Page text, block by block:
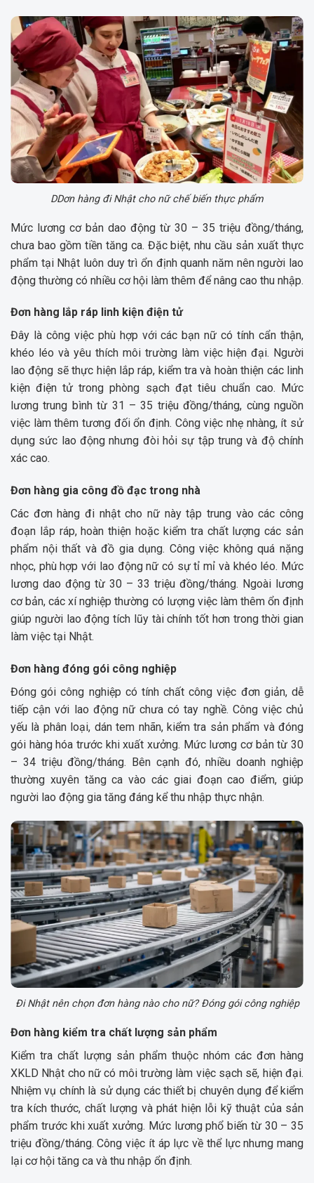
DDơn hàng đi Nhật cho nữ chế biến thực phẩm
Mức lương cơ bản dao động từ 30 – 35 triệu đồng/tháng,
chưa bao gồm tiền tăng ca. Đặc biệt, nhu cầu sản xuất thực
phẩm tại Nhật luôn duy trì ổn định quanh năm nên người lao
động thường có nhiều cơ hội làm thêm để nâng cao thu nhập.
Đơn hàng lắp ráp linh kiện điện tử
Đây là công việc phù hợp với các bạn nữ có tính cẩn thận,
khéo léo và yêu thích môi trường làm việc hiện đại. Người
lao động sẽ thực hiện lắp ráp, kiểm tra và hoàn thiện các linh
kiện điện tử trong phòng sạch đạt tiêu chuẩn cao. Mức
lương trung bình từ 31 – 35 triệu đồng/tháng, cùng nguồn
việc làm thêm tương đối ổn định. Công việc nhẹ nhàng, ít sử
dụng sức lao động nhưng đòi hỏi sự tập trung và độ chính
xác cao.
Đơn hàng gia công đồ đạc trong nhà
Các đơn hàng đi nhật cho nữ này tập trung vào các công
đoạn lắp ráp, hoàn thiện hoặc kiểm tra chất lượng các sản
phẩm nội thất và đồ gia dụng. Công việc không quá nặng
nhọc, phù hợp với lao động nữ có sự tỉ mỉ và khéo léo. Mức
lương dao động từ 30 – 33 triệu đồng/tháng. Ngoài lương
cơ bản, các xí nghiệp thường có lượng việc làm thêm ổn định
giúp người lao động tích lũy tài chính tốt hơn trong thời gian
làm việc tại Nhật.
Đơn hàng đóng gói công nghiệp
Đóng gói công nghiệp có tính chất công việc đơn giản, dễ
tiếp cận với lao động nữ chưa có tay nghề. Công việc chủ
yếu là phân loại, dán tem nhãn, kiểm tra sản phẩm và đóng
gói hàng hóa trước khi xuất xưởng. Mức lương cơ bản từ 30
– 34 triệu đồng/tháng. Bên cạnh đó, nhiều doanh nghiệp
thường xuyên tăng ca vào các giai đoạn cao điểm, giúp
người lao động gia tăng đáng kể thu nhập thực nhận.
Đi Nhật nên chọn đơn hàng nào cho nữ? Đóng gói công nghiệp
Đơn hàng kiểm tra chất lượng sản phẩm
Kiểm tra chất lượng sản phẩm thuộc nhóm các đơn hàng
XKLD Nhật cho nữ có môi trường làm việc sạch sẽ, hiện đại.
Nhiệm vụ chính là sử dụng các thiết bị chuyên dụng để kiểm
tra kích thước, chất lượng và phát hiện lỗi kỹ thuật của sản
phẩm trước khi xuất xưởng. Mức lương phổ biến từ 30 – 35
triệu đồng/tháng. Công việc ít áp lực về thể lực nhưng mang
lại cơ hội tăng ca và thu nhập ổn định.